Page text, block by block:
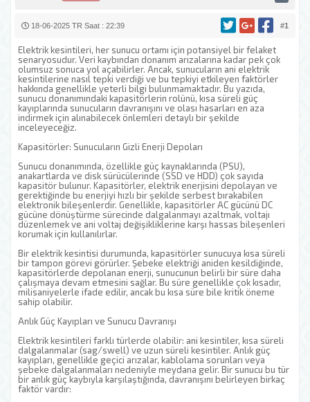
#1
18-06-2025 TR Saat : 22:39
Elektrik kesintileri, her sunucu ortamı için potansiyel bir felaket
senaryosudur. Veri kaybından donanım arızalarına kadar pek çok
olumsuz sonuca yol açabilirler. Ancak, sunucuların ani elektrik
kesintilerine nasıl tepki verdiği ve bu tepkiyi etkileyen faktörler
hakkında genellikle yeterli bilgi bulunmamaktadır. Bu yazıda,
sunucu donanımındaki kapasitörlerin rolünü, kısa süreli güç
kayıplarında sunucuların davranışını ve olası hasarları en aza
indirmek için alınabilecek önlemleri detaylı bir şekilde
inceleyeceğiz.
Kapasitörler: Sunucuların Gizli Enerji Depoları
Sunucu donanımında, özellikle güç kaynaklarında (PSU),
anakartlarda ve disk sürücülerinde (SSD ve HDD) çok sayıda
kapasitör bulunur. Kapasitörler, elektrik enerjisini depolayan ve
gerektiğinde bu enerjiyi hızlı bir şekilde serbest bırakabilen
elektronik bileşenlerdir. Genellikle, kapasitörler AC gücünü DC
gücüne dönüştürme sürecinde dalgalanmayı azaltmak, voltajı
düzenlemek ve ani voltaj değişikliklerine karşı hassas bileşenleri
korumak için kullanılırlar.
Bir elektrik kesintisi durumunda, kapasitörler sunucuya kısa süreli
bir tampon görevi görürler. Şebeke elektriği aniden kesildiğinde,
kapasitörlerde depolanan enerji, sunucunun belirli bir süre daha
çalışmaya devam etmesini sağlar. Bu süre genellikle çok kısadır,
milisaniyelerle ifade edilir, ancak bu kısa süre bile kritik öneme
sahip olabilir.
Anlık Güç Kayıpları ve Sunucu Davranışı
Elektrik kesintileri farklı türlerde olabilir: ani kesintiler, kısa süreli
dalgalanmalar (sag/swell) ve uzun süreli kesintiler. Anlık güç
kayıpları, genellikle geçici arızalar, kablolama sorunları veya
şebeke dalgalanmaları nedeniyle meydana gelir. Bir sunucu bu tür
bir anlık güç kaybıyla karşılaştığında, davranışını belirleyen birkaç
faktör vardır: